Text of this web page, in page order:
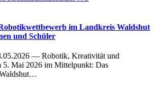
im Landkreis Waldshut
und Schüler
— Robotik, Kreativität und
5. Mai 2026 im Mittelpunkt: Das